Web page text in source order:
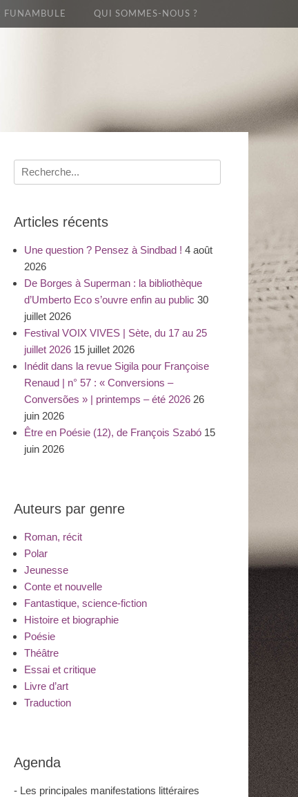
FUNAMBULE QUI SOMMES-NOUS ?
Recherche
pour
Articles récents
Une question ? Pensez à Sindbad ! 4 août
2026
De Borges à Superman : la bibliothèque
d’Umberto Eco s’ouvre enfin au public 30
juillet 2026
Festival VOIX VIVES | Sète, du 17 au 25
juillet 2026 15 juillet 2026
Inédit dans la revue Sigila pour Françoise
Renaud | n° 57 : « Conversions –
Conversões » | printemps – été 2026 26
juin 2026
Être en Poésie (12), de François Szabó 15
juin 2026
Auteurs par genre
Roman, récit
Polar
Jeunesse
Conte et nouvelle
Fantastique, science-fiction
Histoire et biographie
Poésie
Théâtre
Essai et critique
Livre d’art
Traduction
Agenda
- Les principales manifestations littéraires